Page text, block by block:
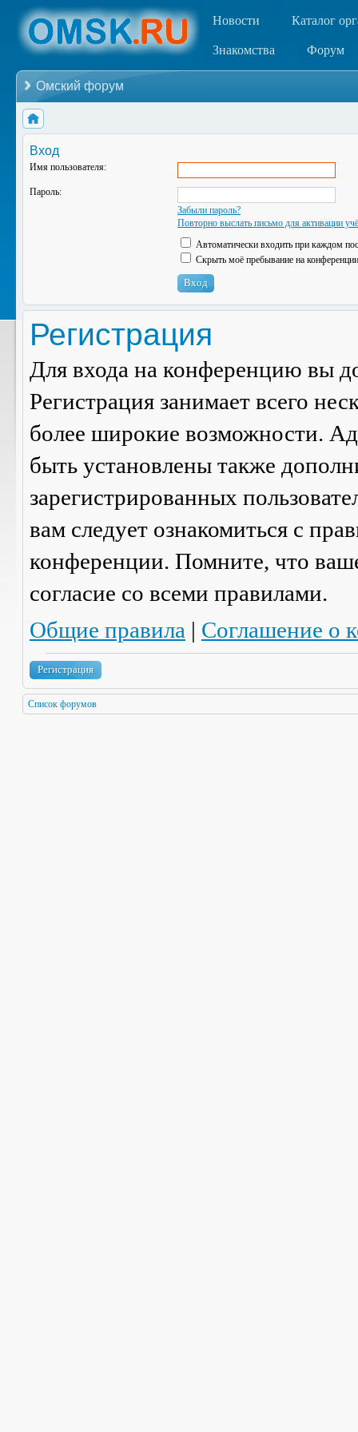
Новости Каталог
Знакомства Форум
Омский форум
Вход
Имя пользователя:
Пароль:
Забыли пароль?
Повторно выслать письмо для активации
Автоматически входить при каждом
Скрыть моё пребывание на
Регистрация
Для входа на конференцию вы
Регистрация занимает всего
более широкие возможности.
быть установлены также
зарегистрированных
вам следует ознакомиться с
конференции. Помните, что
согласие со всеми правилами.
Общие правила | Соглашение о
Регистрация
Список форумов